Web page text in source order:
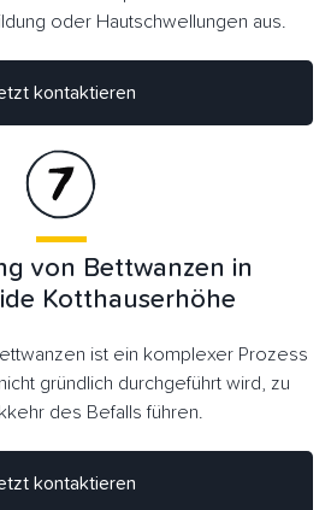
kontaktieren
oder Hautschwellungen aus.
von Bettwanzen in
Kotthauserhöhe
ist ein komplexer Prozess
gründlich durchgeführt wird, zu
des Befalls führen.
Jetzt kontaktieren